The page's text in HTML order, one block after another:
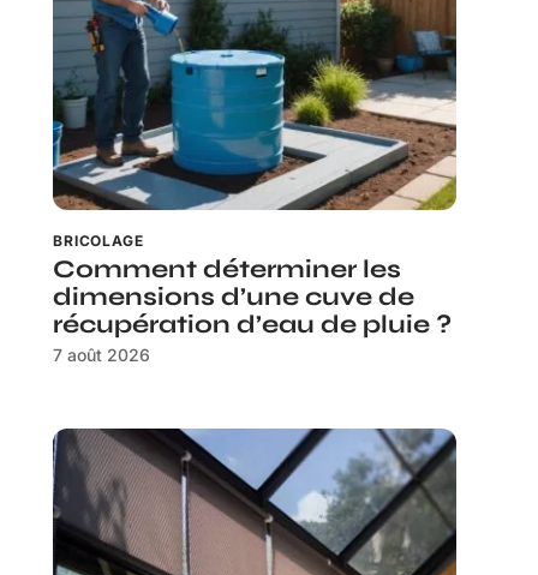
BRICOLAGE
Comment déterminer les
dimensions d’une cuve de
récupération d’eau de pluie ?
7 août 2026